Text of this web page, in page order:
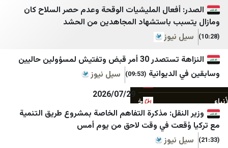
جهان نيوز
چرک‌نویس مدیا
خبر فارسی
خبرگزاری اقتصادی ایران
خبرگزاری ایلنا
خبرگزاری بسیج
خبرگزاری حوزه
فتح
حماس
سرايا القدس الإعلام الحربي
فلسطين أون لاين
المليشيات الوقحة وعدم حصر السلاح كان
باستشهاد المجاهدين من الحشد
النزاهة تستصدر 30 أمر قبض وتفتيش لمسؤولين حاليين
(09:53)
سيل نيوز
2026/07/29
مذكرة التفاهم الخاصة بمشروع طريق التنمية
في وقت لاحق من يوم أمس